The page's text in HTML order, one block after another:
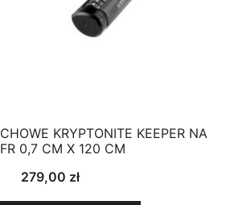
KRYPTONITE KEEPER NA
0,7 CM X 120 CM
279,00 zł